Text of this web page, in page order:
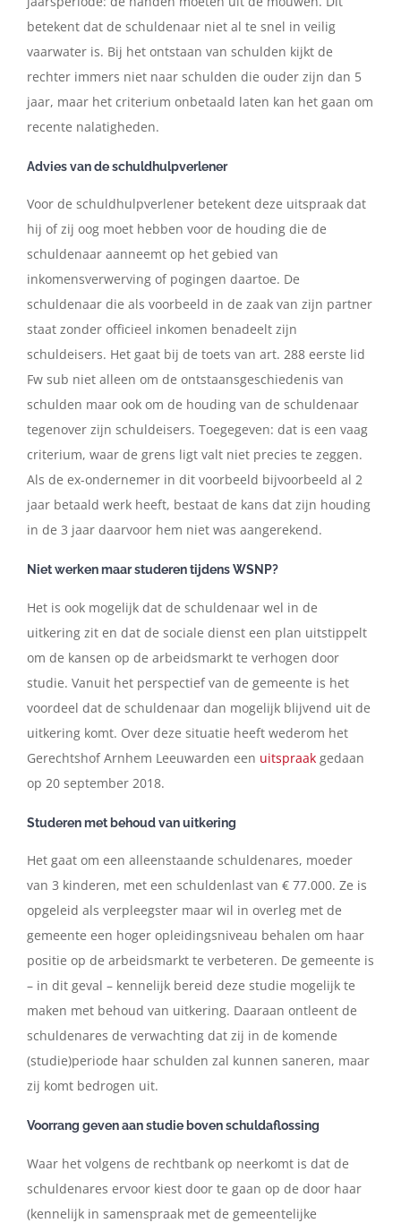
betekent dat de schuldenaar niet al te snel in veilig
vaarwater is. Bij het ontstaan van schulden kijkt de
rechter immers niet naar schulden die ouder zijn dan 5
jaar, maar het criterium onbetaald laten kan het gaan om
recente nalatigheden.
Advies van de schuldhulpverlener
Voor de schuldhulpverlener betekent deze uitspraak dat
hij of zij oog moet hebben voor de houding die de
schuldenaar aanneemt op het gebied van
inkomensverwerving of pogingen daartoe. De
schuldenaar die als voorbeeld in de zaak van zijn partner
staat zonder officieel inkomen benadeelt zijn
schuldeisers. Het gaat bij de toets van art. 288 eerste lid
Fw sub niet alleen om de ontstaansgeschiedenis van
schulden maar ook om de houding van de schuldenaar
tegenover zijn schuldeisers. Toegegeven: dat is een vaag
criterium, waar de grens ligt valt niet precies te zeggen.
Als de ex-ondernemer in dit voorbeeld bijvoorbeeld al 2
jaar betaald werk heeft, bestaat de kans dat zijn houding
in de 3 jaar daarvoor hem niet was aangerekend.
Niet werken maar studeren tijdens WSNP?
Het is ook mogelijk dat de schuldenaar wel in de
uitkering zit en dat de sociale dienst een plan uitstippelt
om de kansen op de arbeidsmarkt te verhogen door
studie. Vanuit het perspectief van de gemeente is het
voordeel dat de schuldenaar dan mogelijk blijvend uit de
uitkering komt. Over deze situatie heeft wederom het
Gerechtshof Arnhem Leeuwarden een uitspraak gedaan
op 20 september 2018.
Studeren met behoud van uitkering
Het gaat om een alleenstaande schuldenares, moeder
van 3 kinderen, met een schuldenlast van € 77.000. Ze is
opgeleid als verpleegster maar wil in overleg met de
gemeente een hoger opleidingsniveau behalen om haar
positie op de arbeidsmarkt te verbeteren. De gemeente is
– in dit geval – kennelijk bereid deze studie mogelijk te
maken met behoud van uitkering. Daaraan ontleent de
schuldenares de verwachting dat zij in de komende
(studie)periode haar schulden zal kunnen saneren, maar
zij komt bedrogen uit.
Voorrang geven aan studie boven schuldaflossing
Waar het volgens de rechtbank op neerkomt is dat de
schuldenares ervoor kiest door te gaan op de door haar
(kennelijk in samenspraak met de gemeentelijke